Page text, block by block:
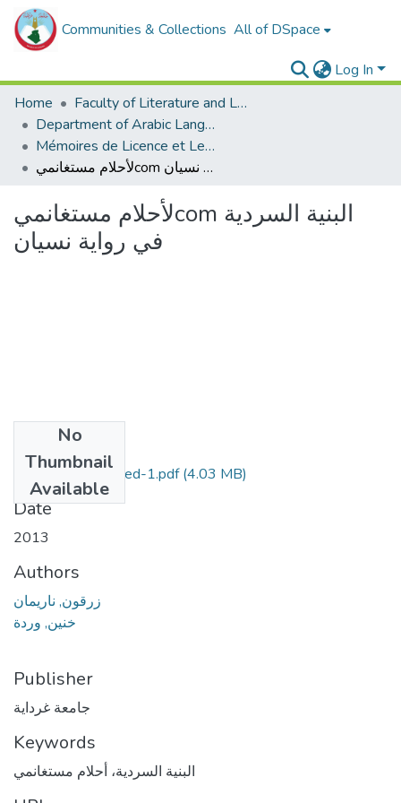
Communities & Collections All of DSpace
Log In
Home
Faculty of Literature and Languages
Department of Arabic Language and Literature
Mémoires de Licence et Les rapports de stage
لأحلام مستغانميcom البنية السردية في رواية نسيان
لأحلام مستغانميcom البنية السردية
في رواية نسيان
No
Thumbnail
Available
الفصل الأول_merged-1.pdf(4.03 MB)
Date
2013
Authors
زرقون, ناريمان
خنين, وردة
Publisher
جامعة غرداية
Keywords
البنية السردية، أحلام مستغانمي